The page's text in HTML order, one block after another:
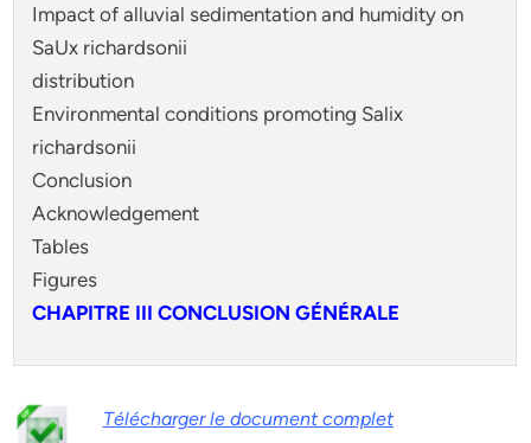
Impact of alluvial sedimentation and humidity on
SaUx richardsonii
distribution
Environmental conditions promoting Salix
richardsonii
Conclusion
Acknowledgement
Tables
Figures
CHAPITRE III CONCLUSION GÉNÉRALE
Télécharger le document complet